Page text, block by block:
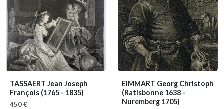
TASSAERT Jean Joseph
François (1765 - 1835)
450 €
EIMMART Georg Christoph
(Ratisbonne 1638 -
Nuremberg 1705)